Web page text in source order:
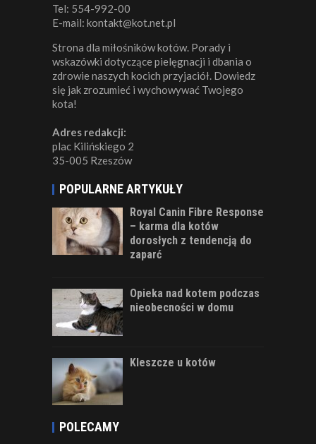
Tel: 554-992-00
E-mail: kontakt@kot.net.pl
Strona dla miłośników kotów. Porady i
wskazówki dotyczące pielęgnacji i dbania o
zdrowie naszych kocich przyjaciół. Dowiedz
się jak zrozumieć i wychowywać Twojego
kota!
Adres redakcji:
plac Kilińskiego 2
35-005 Rzeszów
POPULARNE ARTYKUŁY
Royal Canin Fibre Response
– karma dla kotów
dorosłych z tendencją do
zaparć
Opieka nad kotem podczas
nieobecności w domu
Kleszcze u kotów
POLECAMY